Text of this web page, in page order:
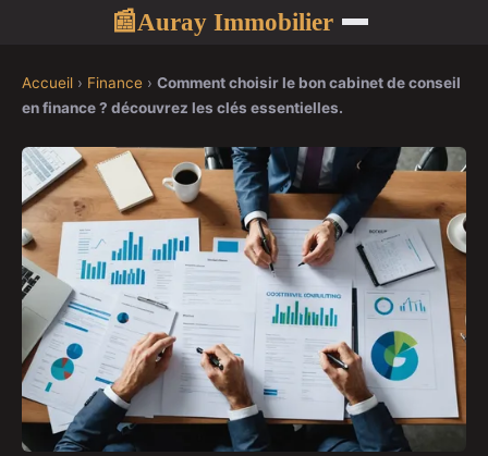
📰Auray Immobilier
Accueil › Finance › Comment choisir le bon cabinet de conseil
en finance ? découvrez les clés essentielles.